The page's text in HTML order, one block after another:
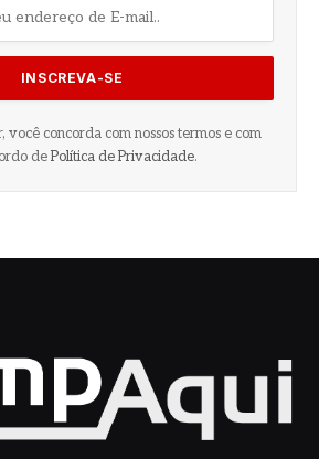
você concorda com nossos termos e com
de Política de Privacidade.